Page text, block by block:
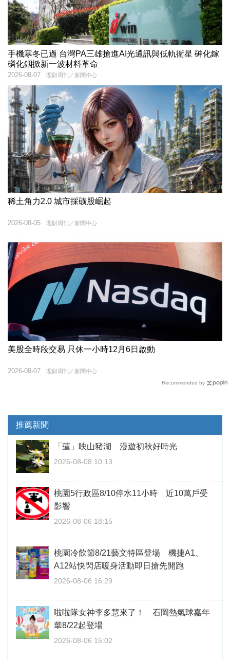
手機寒冬已過 台灣PA三雄搶進AI光通訊與低軌衛星 砷化鎵
磷化銦掀新一波材料革命
理財周刊／新聞中心
2026-08-07
稀土角力2.0 城市採礦股崛起
理財周刊／新聞中心
2026-08-05
美股全時段交易 只休一小時12月6日啟動
理財周刊／新聞中心
2026-08-07
Recommended by
推薦新聞
「蓮」映山豬湖 漫遊初秋好時光
2026-08-08 10:13
桃園5行政區8/10停水11小時 近10萬戶受
影響
2026-08-06 18:15
桃園冷飲節8/21藝文特區登場 機捷A1、
A12站快閃店暖身活動即日搶先開跑
2026-08-06 16:29
啦啦隊女神李多慧來了！ 石岡熱氣球嘉年
華8/22起登場
2026-08-06 15:02